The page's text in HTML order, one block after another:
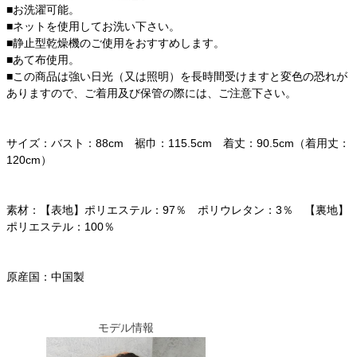
■お洗濯可能。
■ネットを使用してお洗い下さい。
■静止型乾燥機のご使用をおすすめします。
■あて布使用。
■この商品は強い日光（又は照明）を長時間受けますと変色の恐れが
ありますので、ご着用及び保管の際には、ご注意下さい。
サイズ：バスト：88cm 裾巾：115.5cm 着丈：90.5cm（着用丈：
120cm）
素材：【表地】ポリエステル：97％ ポリウレタン：3％ 【裏地】
ポリエステル：100％
原産国：中国製
モデル情報